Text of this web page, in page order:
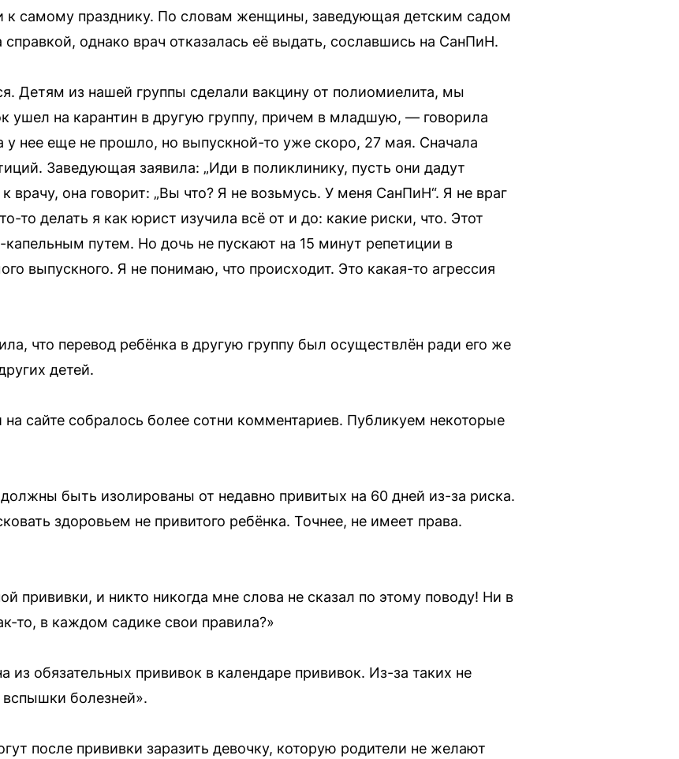
к самому празднику. По словам женщины, заведующая детским садом
справкой, однако врач отказалась её выдать, сославшись на СанПиН.
Детям из нашей группы сделали вакцину от полиомиелита, мы
ушел на карантин в другую группу, причем в младшую, — говорила
нее еще не прошло, но выпускной-то уже скоро, 27 мая. Сначала
Заведующая заявила: „Иди в поликлинику, пусть они дадут
врачу, она говорит: „Вы что? Я не возьмусь. У меня СанПиН“. Я не враг
то делать я как юрист изучила всё от и до: какие риски, что. Этот
капельным путем. Но дочь не пускают на 15 минут репетиции в
выпускного. Я не понимаю, что происходит. Это какая-то агрессия
что перевод ребёнка в другую группу был осуществлён ради его же
детей.
сайте собралось более сотни комментариев. Публикуем некоторые
быть изолированы от недавно привитых на 60 дней из-за риска.
здоровьем не привитого ребёнка. Точнее, не имеет права.
прививки, и никто никогда мне слова не сказал по этому поводу! Ни в
то, в каждом садике свои правила?»
обязательных прививок в календаре прививок. Из-за таких не
болезней».
после прививки заразить девочку, которую родители не желают